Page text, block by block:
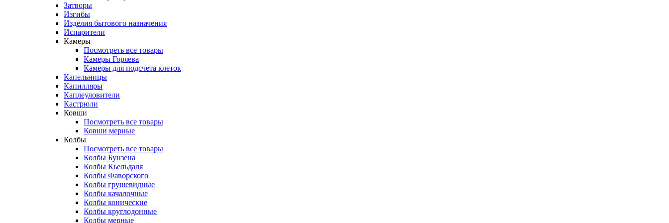
Затворы
Изгибы
Изделия бытового назначения
Испарители
Камеры
Посмотреть все товары
Камеры Горяева
Камеры для подсчета клеток
Капельницы
Капилляры
Каплеуловители
Кастрюли
Ковши
Посмотреть все товары
Ковши мерные
Колбы
Посмотреть все товары
Колбы Бунзена
Колбы Кьельдаля
Колбы Фаворского
Колбы грушевидные
Колбы качалочные
Колбы конические
Колбы круглодонные
Колбы мерные